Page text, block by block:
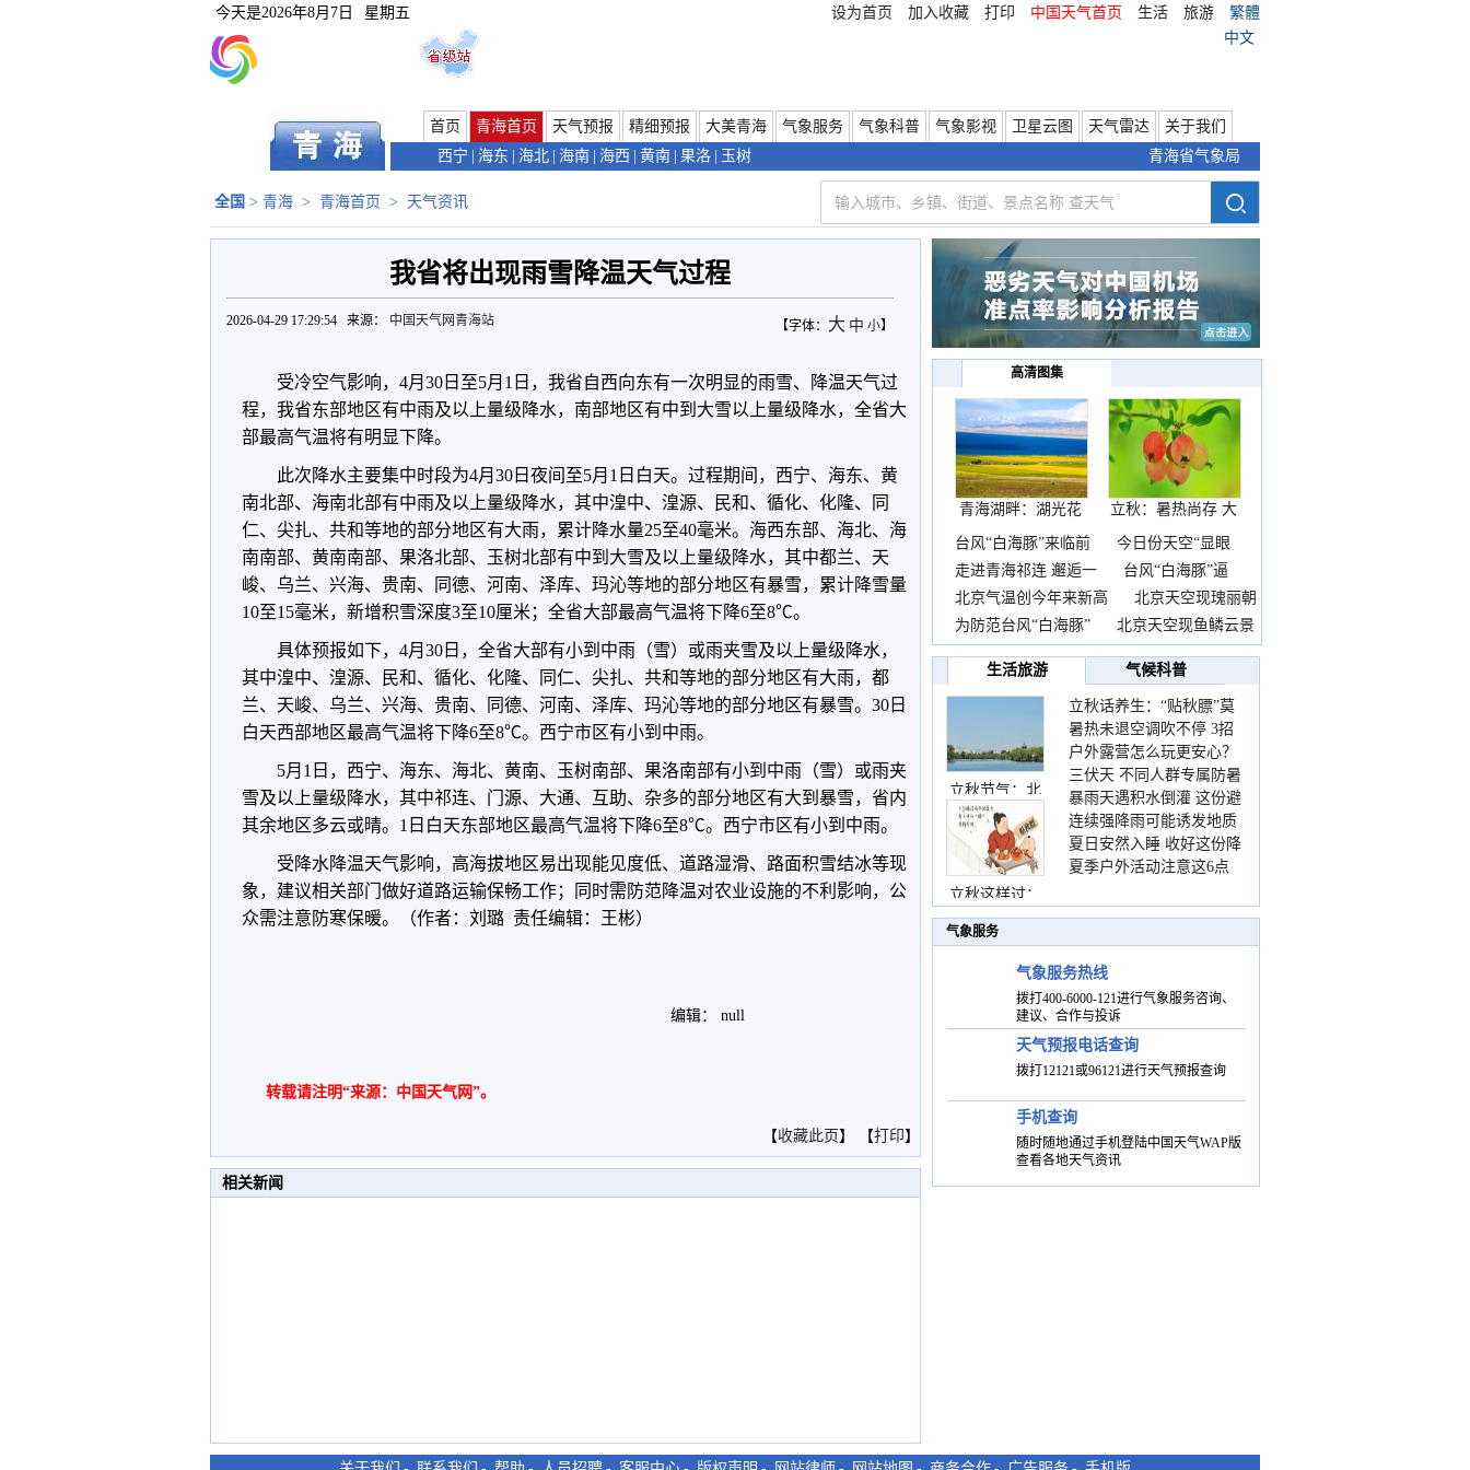
今天是2026年8月7日 星期五 设为首页 加入收藏 打印 中国天气首页 生活 旅游
繁體
中文
首页 青海首页 天气预报 精细预报 大美青海 气象服务 气象科普 气象影视 卫星云图 天气雷达
关于我们
西宁
海东 海北 海南 海西 黄南 果洛 玉树 青海省气象局
全国 > 青海 > 青海首页 > 天气资讯
我省将出现雨雪降温天气过程
【字体： 大 中 小】
2026-04-29 17:29:54 来源： 中国天气网青海站
受冷空气影响，4月30日至5月1日，我省自西向东有一次明显的雨雪、降温天气过
程，我省东部地区有中雨及以上量级降水，南部地区有中到大雪以上量级降水，全省大
部最高气温将有明显下降。
此次降水主要集中时段为4月30日夜间至5月1日白天。过程期间，西宁、海东、黄
南北部、海南北部有中雨及以上量级降水，其中湟中、湟源、民和、循化、化隆、同
仁、尖扎、共和等地的部分地区有大雨，累计降水量25至40毫米。海西东部、海北、海
南南部、黄南南部、果洛北部、玉树北部有中到大雪及以上量级降水，其中都兰、天
峻、乌兰、兴海、贵南、同德、河南、泽库、玛沁等地的部分地区有暴雪，累计降雪量
10至15毫米，新增积雪深度3至10厘米；全省大部最高气温将下降6至8℃。
具体预报如下，4月30日，全省大部有小到中雨（雪）或雨夹雪及以上量级降水，
其中湟中、湟源、民和、循化、化隆、同仁、尖扎、共和等地的部分地区有大雨，都
兰、天峻、乌兰、兴海、贵南、同德、河南、泽库、玛沁等地的部分地区有暴雪。30日
白天西部地区最高气温将下降6至8℃。西宁市区有小到中雨。
5月1日，西宁、海东、海北、黄南、玉树南部、果洛南部有小到中雨（雪）或雨夹
雪及以上量级降水，其中祁连、门源、大通、互助、杂多的部分地区有大到暴雪，省内
其余地区多云或晴。1日白天东部地区最高气温将下降6至8℃。西宁市区有小到中雨。
受降水降温天气影响，高海拔地区易出现能见度低、道路湿滑、路面积雪结冰等现
象，建议相关部门做好道路运输保畅工作；同时需防范降温对农业设施的不利影响，公
众需注意防寒保暖。（作者：刘璐 责任编辑：王彬）
编辑： null
转载请注明“来源：中国天气网”。
【收藏此页 】 【打印】
相关新闻
高清图集
青海湖畔：湖光花
海长
立秋：暑热尚存 大
台风“白海豚”来临前
今日份天空“显眼
包”
走进青海祁连 邂逅一
台风“白海豚”逼
近
北京气温创今年来新高
北京天空现瑰丽朝
霞
为防范台风“白海豚”
北京天空现鱼鳞云景
观
生活旅游
气候科普
立秋节气：北
立秋这样过：
立秋话养生：“贴秋膘”莫
着急 先清暑再防燥
暑热未退空调吹不停 3招
护住肩颈不酸痛
户外露营怎么玩更安心？
这份攻略请收好
三伏天 不同人群专属防暑
要点请收好
暴雨天遇积水倒灌 这份避
险提示请收好
连续强降雨可能诱发地质
灾害 这些前兆要知道
夏日安然入睡 收好这份降
温小贴士
夏季户外活动注意这6点
气象服务
气象服务热线
拨打400-6000-121进行气象服务咨询、
建议、合作与投诉
天气预报电话查询
拨打12121或96121进行天气预报查询
手机查询
随时随地通过手机登陆中国天气WAP版
查看各地天气资讯